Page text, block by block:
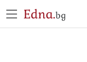
Edna.bg